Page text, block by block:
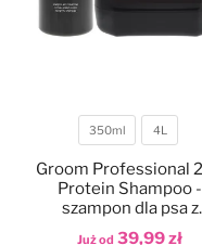
Pojemność
350ml 4L
Już od 39,99 zł
Groom Professional
Protein Shampoo -
szampon dla psa z
odżywką i proteinami